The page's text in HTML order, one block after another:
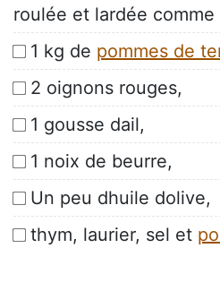
roulée et lardée comme
1 kg de pommes de
2 oignons rouges,
1 gousse dail,
1 noix de beurre,
Un peu dhuile dolive,
thym, laurier, sel et